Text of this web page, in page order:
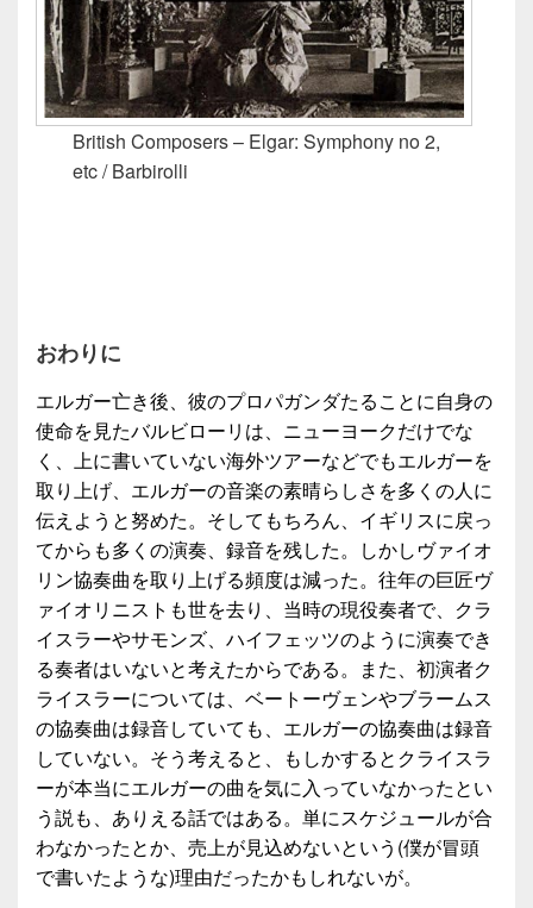
British Composers – Elgar: Symphony no 2,
etc / Barbirolli
おわりに
エルガー亡き後、彼のプロパガンダたることに自身の
使命を見たバルビローリは、ニューヨークだけでな
く、上に書いていない海外ツアーなどでもエルガーを
取り上げ、エルガーの音楽の素晴らしさを多くの人に
伝えようと努めた。そしてもちろん、イギリスに戻っ
てからも多くの演奏、録音を残した。しかしヴァイオ
リン協奏曲を取り上げる頻度は減った。往年の巨匠ヴ
ァイオリニストも世を去り、当時の現役奏者で、クラ
イスラーやサモンズ、ハイフェッツのように演奏でき
る奏者はいないと考えたからである。また、初演者ク
ライスラーについては、ベートーヴェンやブラームス
の協奏曲は録音していても、エルガーの協奏曲は録音
していない。そう考えると、もしかするとクライスラ
ーが本当にエルガーの曲を気に入っていなかったとい
う説も、ありえる話ではある。単にスケジュールが合
わなかったとか、売上が見込めないという(僕が冒頭
で書いたような)理由だったかもしれないが。